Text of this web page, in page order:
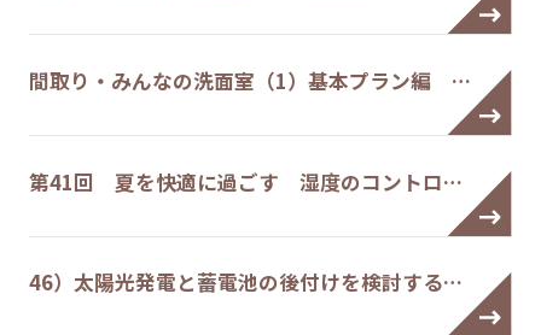
間取り・みんなの洗面室（1）基本プラン編 …
第41回 夏を快適に過ごす 湿度のコントロ…
46）太陽光発電と蓄電池の後付けを検討する…